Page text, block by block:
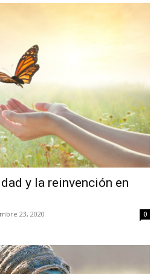
y la reinvención en
23, 2020 0